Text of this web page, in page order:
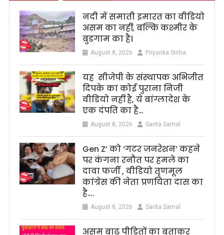
नदी में समाती इमारत का वीडियो
असम का नहीं, बल्कि कश्मीर के
बुडगाम का है।
August 8, 2026 Priyanka Sinha
यह सीजेपी के संस्थापक अभिजीत
दिपके का कोई पुराना निजी
वीडियो नहीं है, ये बांग्लादेश के
एक दंपति का है…
August 8, 2026 Sarita Samal
Gen Z’ को ‘गटर जनरेशन’ कहने
पर कंगना रनौत पर हमले का
दावा फर्जी , वीडियो तृणमूल
कांग्रेस की नेता प्रणयिता दास का
है….
August 8, 2026 Sarita Samal
असम बाढ़ पीड़ितों का बताकर